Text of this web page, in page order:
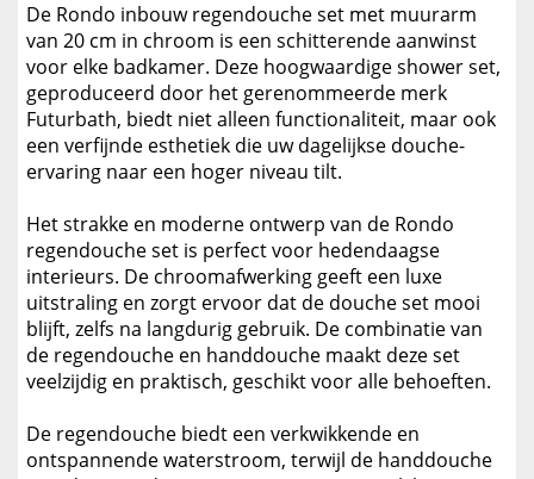
De Rondo inbouw regendouche set met muurarm
van 20 cm in chroom is een schitterende aanwinst
voor elke badkamer. Deze hoogwaardige shower set,
geproduceerd door het gerenommeerde merk
Futurbath, biedt niet alleen functionaliteit, maar ook
een verfijnde esthetiek die uw dagelijkse douche-
ervaring naar een hoger niveau tilt.
Het strakke en moderne ontwerp van de Rondo
regendouche set is perfect voor hedendaagse
interieurs. De chroomafwerking geeft een luxe
uitstraling en zorgt ervoor dat de douche set mooi
blijft, zelfs na langdurig gebruik. De combinatie van
de regendouche en handdouche maakt deze set
veelzijdig en praktisch, geschikt voor alle behoeften.
De regendouche biedt een verkwikkende en
ontspannende waterstroom, terwijl de handdouche